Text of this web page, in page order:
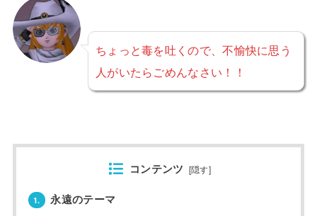
ちょっと毒を吐くので、不愉快に思う
人がいたらごめんなさい！！
コンテンツ [隠す]
1. 永遠のテーマ